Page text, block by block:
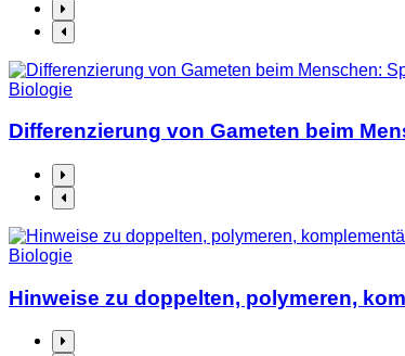
Biologie
Differenzierung von Gameten beim
Biologie
Hinweise zu doppelten, polymeren,